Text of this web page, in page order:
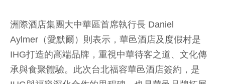
洲際酒店集團大中華區首席執行長 Daniel
Aylmer（愛默爾）則表示，華邑酒店及度假村是
IHG打造的高端品牌，重視中華待客之道、文化傳
承與食聚體驗。此次台北福容華邑酒店簽約，是